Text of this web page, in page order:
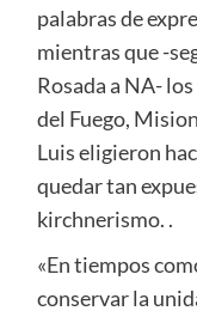
palabras de
mientras que -
Rosada a NA-
del Fuego,
Luis eligieron
quedar tan
kirchnerismo. .
«En tiempos
conservar la